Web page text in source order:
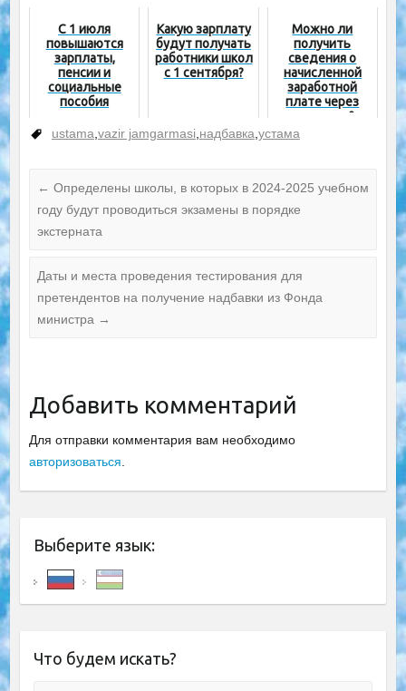
национальный
сертификат?
С 1 июля
повышаются
зарплаты,
пенсии и
социальные
пособия
Какую зарплату
будут получать
работники школ
с 1 сентября?
Можно ли
получить
сведения о
начисленной
заработной
плате через
интернет?
ustama vazir jamgarmasi надбавка устама
← Определены школы, в которых в 2024-2025 учебном
году будут проводиться экзамены в порядке
экстерната
Даты и места проведения тестирования для
претендентов на получение надбавки из Фонда
министра →
Добавить комментарий
Для отправки комментария вам необходимо
авторизоваться
Выберите язык:
Что будем искать?